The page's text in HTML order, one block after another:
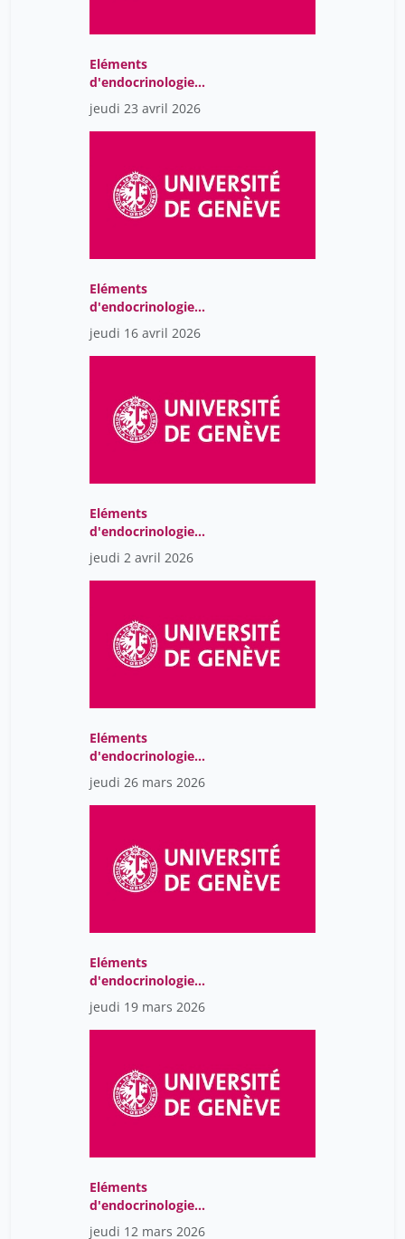
Eléments
d'endocrinologie
moléculaire
jeudi 23 avril 2026
Eléments
d'endocrinologie
moléculaire
jeudi 16 avril 2026
Eléments
d'endocrinologie
moléculaire
jeudi 2 avril 2026
Eléments
d'endocrinologie
moléculaire
jeudi 26 mars 2026
Eléments
d'endocrinologie
moléculaire
jeudi 19 mars 2026
Eléments
d'endocrinologie
moléculaire
jeudi 12 mars 2026